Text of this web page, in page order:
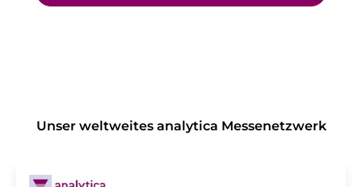
Unser weltweites analytica Messenetzwerk